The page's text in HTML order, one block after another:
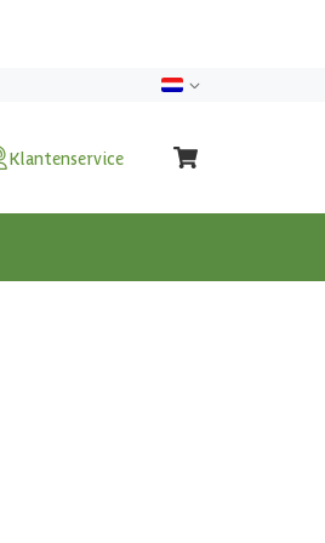
Klantenservice